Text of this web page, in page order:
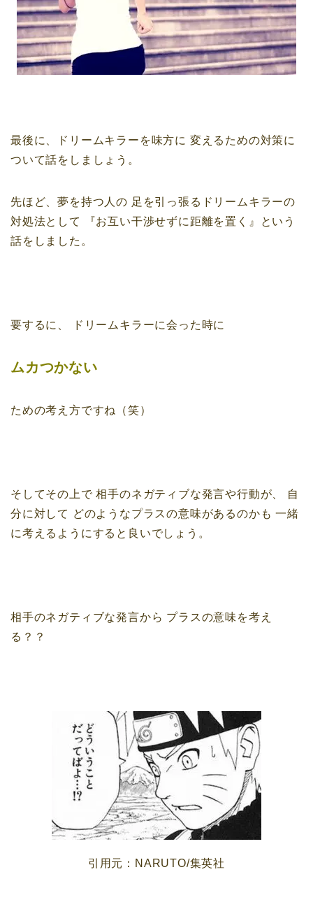
最後に、ドリームキラーを味方に 変えるための対策に
ついて話をしましょう。
先ほど、夢を持つ人の 足を引っ張るドリームキラーの
対処法として
『お互い干渉せずに距離を置く』という
話をしました。
要するに、 ドリームキラーに会った時に
ムカつかない
ための考え方ですね（笑）
そしてその上で相手のネガティブな発言や行動が、
自
分に対して どのようなプラスの意味があるのかも 一緒
に考えるようにすると良いでしょう。
相手のネガティブな発言から プラスの意味を考え
る？？
引用元：NARUTO/集英社